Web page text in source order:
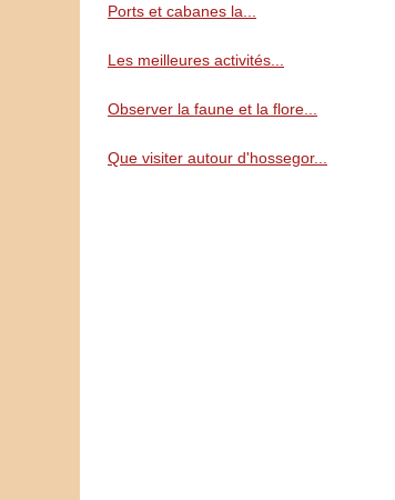
Ports et cabanes la...
Les meilleures activités...
Observer la faune et la flore...
Que visiter autour d'hossegor...